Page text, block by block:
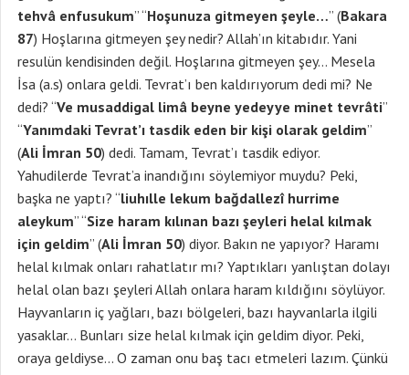
tehvâ enfusukum” “Hoşunuza gitmeyen şeyle…” (Bakara
87) Hoşlarına gitmeyen şey nedir? Allah’ın kitabıdır. Yani
resulün kendisinden değil. Hoşlarına gitmeyen şey… Mesela
İsa (a.s) onlara geldi. Tevrat’ı ben kaldırıyorum dedi mi? Ne
dedi? “Ve musaddigal limâ beyne yedeyye minet tevrâti”
“Yanımdaki Tevrat’ı tasdik eden bir kişi olarak geldim”
(Ali İmran 50) dedi. Tamam, Tevrat’ı tasdik ediyor.
Yahudilerde Tevrat’a inandığını söylemiyor muydu? Peki,
başka ne yaptı? “liuhılle lekum bağdallezî hurrime
aleykum” “Size haram kılınan bazı şeyleri helal kılmak
için geldim” (Ali İmran 50) diyor. Bakın ne yapıyor? Haramı
helal kılmak onları rahatlatır mı? Yaptıkları yanlıştan dolayı
helal olan bazı şeyleri Allah onlara haram kıldığını söylüyor.
Hayvanların iç yağları, bazı bölgeleri, bazı hayvanlarla ilgili
yasaklar… Bunları size helal kılmak için geldim diyor. Peki,
oraya geldiyse… O zaman onu baş tacı etmeleri lazım. Çünkü